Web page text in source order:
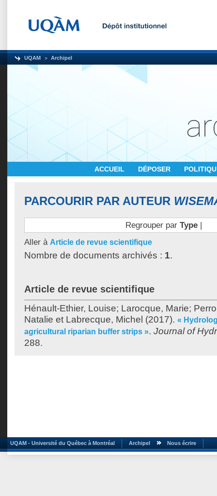
UQAM Archipel
ACCUEIL DÉPOSER
PARCOURIR PAR AUTEUR
Regrouper par Type|
Aller à Article de revue scientifique
Nombre de documents archivés : 1.
Article de revue scientifique
Hénault-Ethier, Louise; Larocque, Marie;
Natalie et Labrecque, Michel (2017). «
agricultural riparian buffer strips ». Journal of
288.
UQAM - Université du Québec à Montréal Archipel Nous écrire